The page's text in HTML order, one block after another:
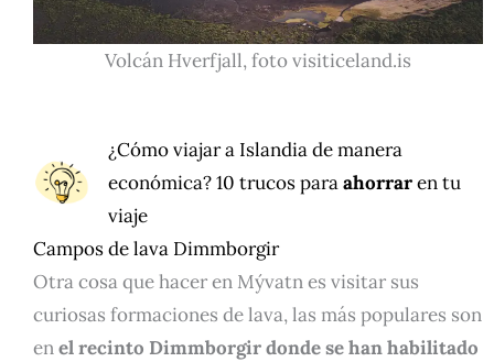
Volcán Hverfjall, foto visiticeland.is
¿Cómo viajar a Islandia de manera
económica?10 trucosparaahorraren tu
viaje
Campos de lava Dimmborgir
Otra cosa que hacer en Mývatn es visitar sus
curiosas formaciones de lava, las más populares son
enel recinto Dimmborgir donde se han habilitado